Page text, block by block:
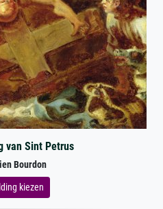
van Sint Petrus
Bourdon
kiezen